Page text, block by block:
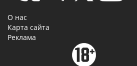
О нас
Карта сайта
Реклама